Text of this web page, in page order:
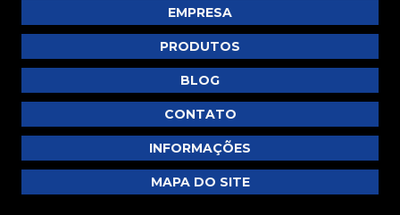
EMPRESA
PRODUTOS
BLOG
CONTATO
INFORMAÇÕES
MAPA DO SITE